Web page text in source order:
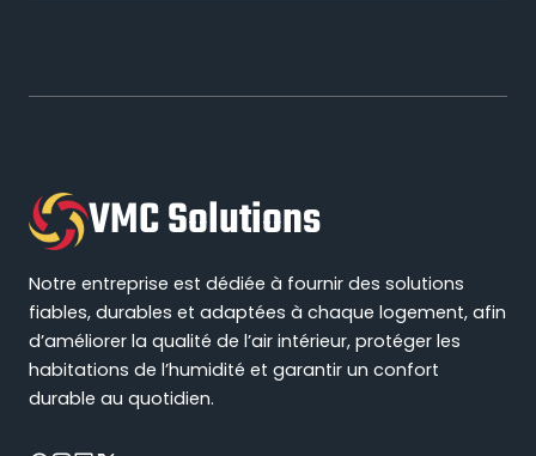
VMC Solutions
Notre entreprise est dédiée à fournir des solutions
fiables, durables et adaptées à chaque logement, afin
d’améliorer la qualité de l’air intérieur, protéger les
habitations de l’humidité et garantir un confort
durable au quotidien.